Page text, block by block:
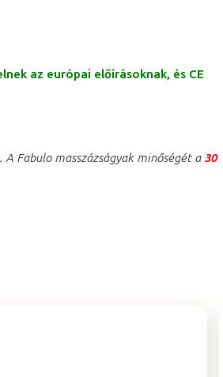
az európai előírásoknak, és CE
A Fabulo masszázságyak minőségét a 30